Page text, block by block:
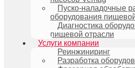
Пуско-наладочные
оборудования
Диагностика
пищевой отрасли
Услуги компании
Реинжиниринг
Разработка